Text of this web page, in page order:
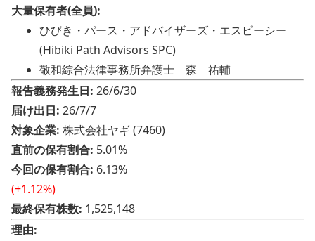
大量保有者(全員):
ひびき・パース・アドバイザーズ・エスピーシー
(Hibiki Path Advisors SPC)
敬和綜合法律事務所弁護士 森 祐輔
報告義務発生日: 26/6/30
届け出日: 26/7/7
対象企業: 株式会社ヤギ (7460)
直前の保有割合: 5.01%
今回の保有割合: 6.13%
(+1.12%)
最終保有株数: 1,525,148
理由: